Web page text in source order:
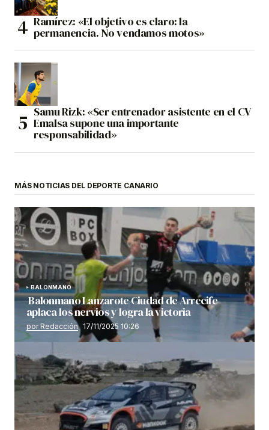
Ramírez: «El objetivo es claro: la
permanencia. No vendamos motos»
Samu Rizk: «Ser entrenador asistente en el CV
Emalsa supone una importante
responsabilidad»
MÁS NOTICIAS DEL DEPORTE CANARIO
BALONMANO
Balonmano Lanzarote Ciudad de Arrecife
aplaca los nervios y logra la victoria
por Redacción 17/11/2025 10:26